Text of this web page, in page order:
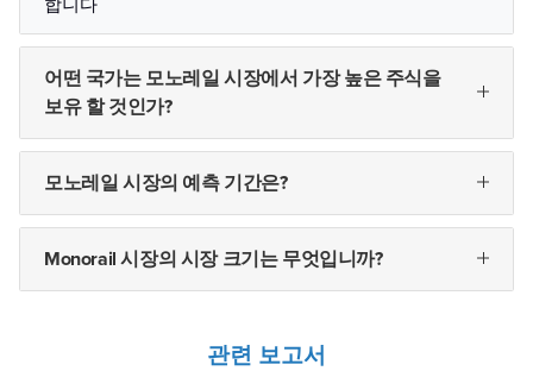
합니다
어떤 국가는 모노레일 시장에서 가장 높은 주식을
보유 할 것인가?
모노레일 시장의 예측 기간은?
Monorail 시장의 시장 크기는 무엇입니까?
관련 보고서